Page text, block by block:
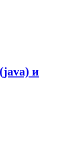
и